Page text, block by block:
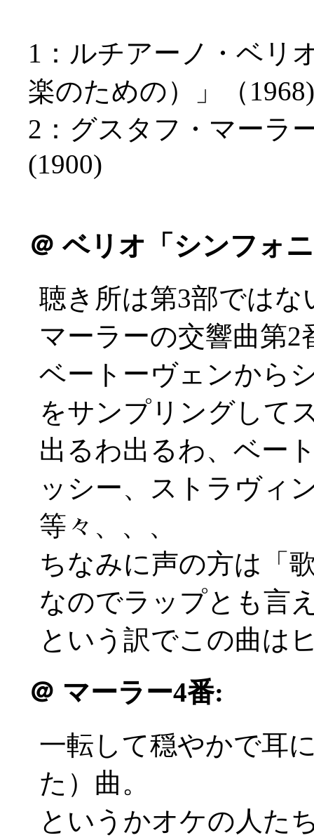
1：ルチアーノ・ベリ
楽のための）」（1968)
2：グスタフ・マーラ
(1900)
＠ ベリオ「シンフォ
聴き所は第3部ではな
マーラーの交響曲第
ベートーヴェンから
をサンプリングして
出るわ出るわ、ベー
ッシー、ストラヴィ
等々、、、
ちなみに声の方は「
なのでラップとも言
という訳でこの曲は
＠ マーラー4番:
一転して穏やかで耳
た）曲。
というかオケの人た